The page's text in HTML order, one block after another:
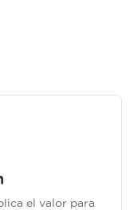
el valor para